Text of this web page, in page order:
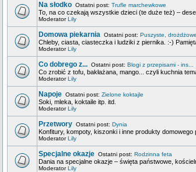
Na słodko Ostatni post: Trufle marchewkowe
To, na co czekają wszystkie dzieci (te duże też) –
ModeratorLily
Domowa piekarnia Ostatni post: Puszyste,
Chleby, ciasta, ciasteczka i ludziki z piernika. :-)
ModeratorLily
Co dobrego z... Ostatni post: Blogi z przepisami - ins...
Co zrobić z tofu, bakłażana, mango... czyli kuchnia
ModeratorLily
Napoje Ostatni post: Zielone koktajle
Soki, mleka, koktaile itp. itd.
ModeratorLily
Przetwory Ostatni post: Dynia
Konfitury, kompoty, kiszonki i inne produkty domowego
ModeratorLily
Specjalne okazje Ostatni post: Rodzinna feta
Dania na specjalne okazje – święta państwowe,
ModeratorLily